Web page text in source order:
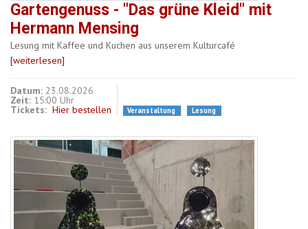
Gartengenuss - "Das grüne Kleid" mit
Hermann Mensing
Lesung mit Kaffee und Kuchen aus unserem Kulturcafé
[weiterlesen]
Datum: 23.08.2026
Zeit: 15:00 Uhr
Tickets: Hier bestellen Veranstaltung Lesung